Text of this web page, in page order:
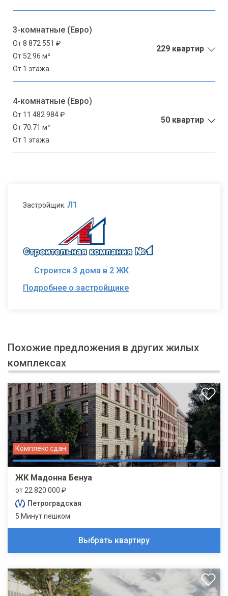
3-комнатные (Евро)
От 8 872 551 ₽
От 52.96 м²
От 1 этажа
229 квартир
4-комнатные (Евро)
От 11 482 984 ₽
От 70.71 м²
От 1 этажа
50 квартир
Застройщик: Л1
Строится 3 дома в 2 ЖК
Подробнее о застройщике
Похожие предложения в других жилых
комплексах
Комплекс сдан
ЖК Мадонна Бенуа
от 22 820 000 ₽
Петроградская
5 Минут пешком
Выбрать квартиру